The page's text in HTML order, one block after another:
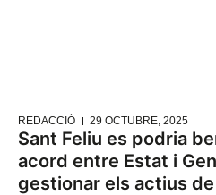
REDACCIÓ 29 OCTUBRE, 2025
Sant Feliu es podria
acord entre Estat i
gestionar els actius de